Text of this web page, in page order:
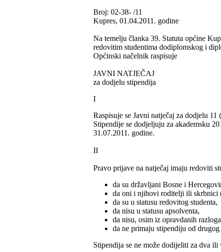
Broj: 02-38- /11
Kupres, 01.04.2011. godine
Na temelju članka 39. Statuta općine
redovitim studentima dodiplomskog i
Općinski načelnik raspisuje
JAVNI NATJEČAJ
za dodjelu stipendija
I
Raspisuje se Javni natječaj za dodjelu
Stipendije se dodjeljuju za akademsku
31.07.2011. godine.
II
Pravo prijave na natječaj imaju redoviti
da su državljani Bosne i
da oni i njihovi roditelji ili skrbnici
da su u statusu redovitog studenta,
da nisu u statusu apsolventa,
da nisu, osim iz opravdanih
da ne primaju stipendiju od
Stipendija se ne može dodijeliti za dva